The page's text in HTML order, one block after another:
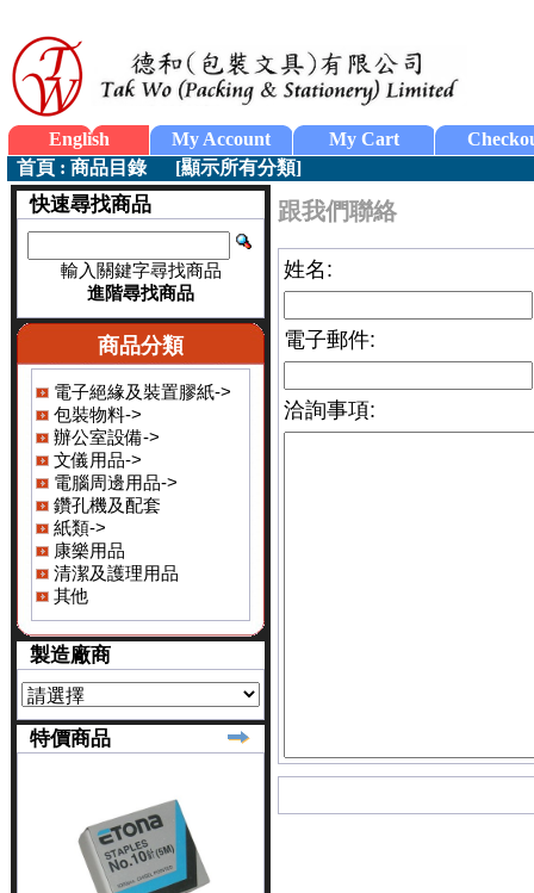
English My Account My Cart
首頁 : 商品目錄[顯示所有分類]
快速尋找商品
輸入關鍵字尋找商品
進階尋找商品
商品分類
電子絕緣及裝置膠紙->
包裝物料->
辦公室設備->
文儀用品->
電腦周邊用品->
鑽孔機及配套
紙類->
康樂用品
清潔及護理用品
其他
製造廠商
特價商品
跟我們聯絡
姓名:
電子郵件:
洽詢事項: